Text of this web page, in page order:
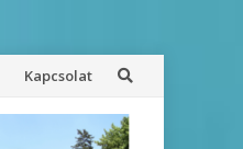
Kapcsolat